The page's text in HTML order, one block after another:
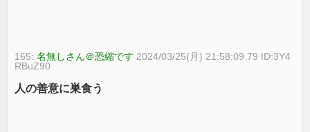
165:名無しさん＠恐縮です 2024/03/25(月) 21:58:09.79 ID:3Y4
RBuZ90
人の善意に巣食う